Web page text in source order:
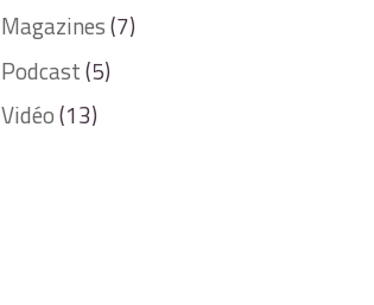
Magazines(7)
Podcast(5)
Vidéo(13)